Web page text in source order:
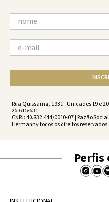
Rua Quissamã, 1931 - Unidades 19 e
25.615-531
CNPJ: 40.832.444/0010-07 | Razão
Hermanny todos os direitos reservados.
Perfis